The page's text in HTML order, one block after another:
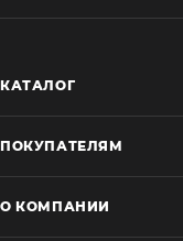
КАТАЛОГ
ПОКУПАТЕЛЯМ
О КОМПАНИИ